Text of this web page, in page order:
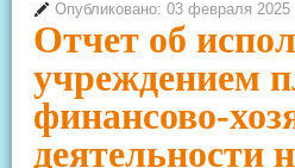
Опубликовано: 03 февраля 2025
Отчет об
учреждением
финансово-
деятельности